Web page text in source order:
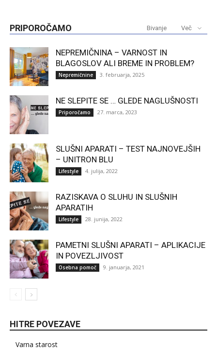
PRIPOROČAMO Bivanje Več
NEPREMIČNINA – VARNOST IN
BLAGOSLOV ALI BREME IN PROBLEM?
Nepremičnine 3. februarja, 2025
NE SLEPITE SE … GLEDE NAGLUŠNOSTI
Priporočamo 27. marca, 2023
SLUŠNI APARATI – TEST NAJNOVEJŠIH
– UNITRON BLU
Lifestyle 4. julija, 2022
RAZISKAVA O SLUHU IN SLUŠNIH
APARATIH
Lifestyle 28. junija, 2022
PAMETNI SLUŠNI APARATI – APLIKACIJE
IN POVEZLJIVOST
Osebna pomoč 9. januarja, 2021
HITRE POVEZAVE
Varna starost